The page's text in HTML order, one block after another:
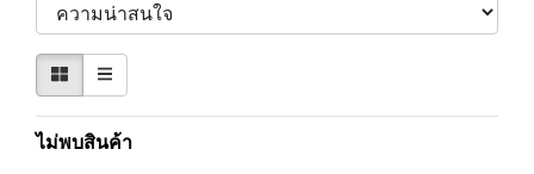
ไม่พบสินค้า